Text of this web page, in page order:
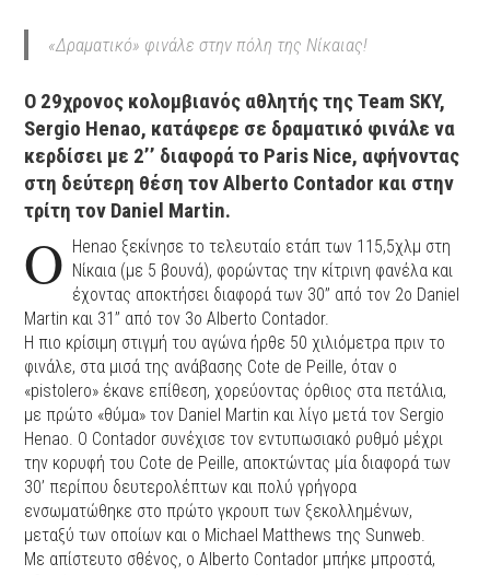
«Δραματικό» φινάλε στην πόλη της Νίκαιας!
Ο 29χρονος κολομβιανός αθλητής της Team SKY,
Sergio Henao, κατάφερε σε δραματικό φινάλε να
κερδίσει με 2’’ διαφορά το Paris Nice, αφήνοντας
στη δεύτερη θέση τον Alberto Contador και στην
τρίτη τον Daniel Martin.
Ο Henao ξεκίνησε το τελευταίο ετάπ των 115,5χλμ στη
Νίκαια (με 5 βουνά), φορώντας την κίτρινη φανέλα και
έχοντας αποκτήσει διαφορά των 30’’ από τον 2ο Daniel
Martin και 31’’ από τον 3ο Alberto Contador.
Η πιο κρίσιμη στιγμή του αγώνα ήρθε 50 χιλιόμετρα πριν το
φινάλε, στα μισά της ανάβασης Cote de Peille, όταν ο
«pistolero» έκανε επίθεση, χορεύοντας όρθιος στα πετάλια,
με πρώτο «θύμα» τον Daniel Martin και λίγο μετά τον Sergio
Henao. Ο Contador συνέχισε τον εντυπωσιακό ρυθμό μέχρι
την κορυφή του Cote de Peille, αποκτώντας μία διαφορά των
30’ περίπου δευτερολέπτων και πολύ γρήγορα
ενσωματώθηκε στο πρώτο γκρουπ των ξεκολλημένων,
μεταξύ των οποίων και ο Michael Matthews της Sunweb.
Με απίστευτο σθένος, ο Alberto Contador μπήκε μπροστά,